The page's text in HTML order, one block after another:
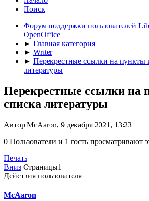
Поиск
Форум поддержки пользователей
OpenOffice
► Главная категория
► Writer
► Перекрестные ссылки на пункты
литературы
Перекрестные ссылки на
списка литературы
Автор McAaron, 9 декабря 2021, 13:23
0 Пользователи и 1 гость просматривают
Печать
Вниз Страницы1
Действия пользователя
McAaron